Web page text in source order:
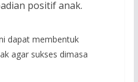
positif anak.
dapat membentuk
agar sukses dimasa